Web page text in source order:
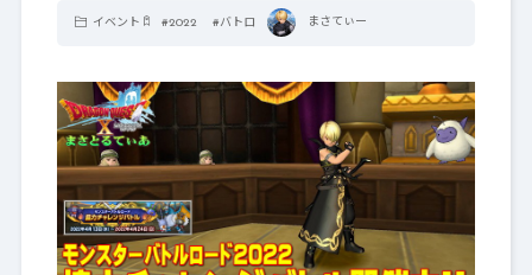
イベント #2022 #バトロ まさてぃー